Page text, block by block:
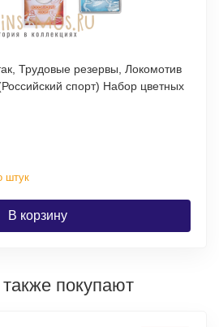
Трудовые резервы, Локомотив
спорт) Набор цветных
штук
В корзину
покупают